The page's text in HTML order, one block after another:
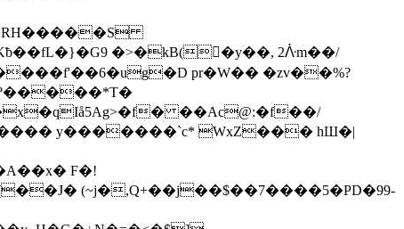
pr�W�� �zv��%?
��Ac@:�f��/
(~j�,Q+��j��$��7����5�PD�99-